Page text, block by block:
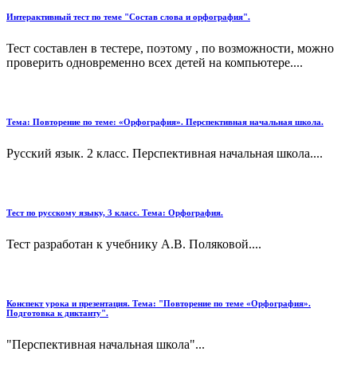
Интерактивный тест по теме "Состав слова и орфография".
Тест составлен в тестере, поэтому , по возможности, можно
проверить одновременно всех детей на компьютере....
Тема: Повторение по теме: «Орфография». Перспективная начальная школа.
Русский язык. 2 класс. Перспективная начальная школа....
Тест по русскому языку, 3 класс. Тема: Орфография.
Тест разработан к учебнику А.В. Поляковой....
Конспект урока и презентация. Тема: "Повторение по теме «Орфография».
Подготовка к диктанту".
"Перспективная начальная школа"...